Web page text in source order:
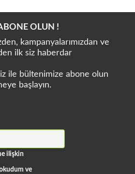
OLUN !
kampanyalarımızdan ve
ilk siz haberdar
ile bültenimize abone olun
başlayın.
ilişkin
ve